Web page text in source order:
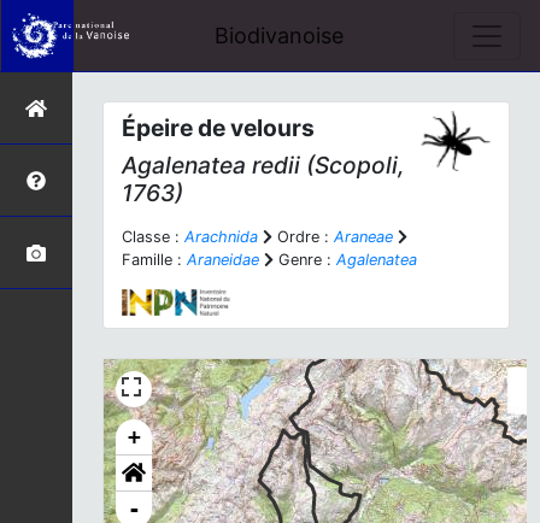
Biodivanoise
Épeire de velours
Agalenatea redii (Scopoli,
1763)
Classe : Arachnida Ordre : Araneae
Famille : Araneidae Genre : Agalenatea
+
-